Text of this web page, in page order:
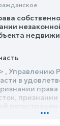
Управлению
в
...